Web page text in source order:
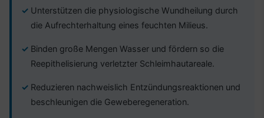
Unterstützen die physiologische Wundheilung durch
die Aufrechterhaltung eines feuchten Milieus.
Binden große Mengen Wasser und fördern so die
Reepithelisierung verletzter Schleimhautareale.
Reduzieren nachweislich Entzündungsreaktionen und
beschleunigen die Geweberegeneration.